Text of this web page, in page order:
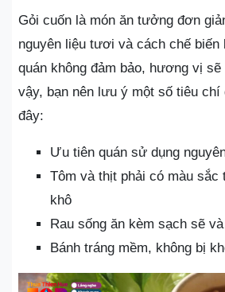
Gỏi cuốn là món ăn tưởng đơn
nguyên liệu tươi và cách chế biến
quán không đảm bảo, hương vị
vậy, bạn nên lưu ý một số tiêu chí
đây:
Ưu tiên quán sử dụng
Tôm và thịt phải có màu sắc
khô
Rau sống ăn kèm sạch sẽ
Bánh tráng mềm, không bị